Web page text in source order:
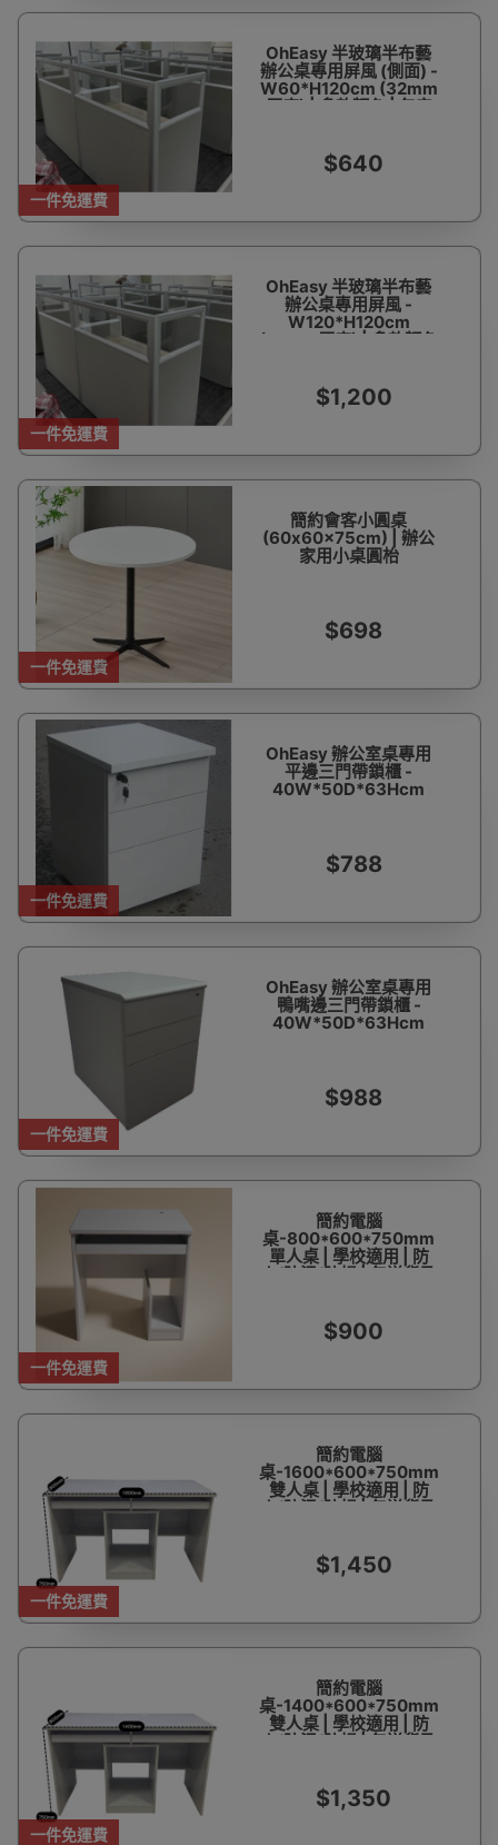
一件免運費
OhEasy 半玻璃半布藝
辦公桌專用屏風 (側面) -
W60*H120cm (32mm
厚度) | 多款顏色 | 包安
$640
一件免運費
OhEasy 半玻璃半布藝
辦公桌專用屏風 -
W120*H120cm
(32mm厚度) | 多款顏色
$1,200
一件免運費
簡約會客小圓桌
(60x60x75cm) | 辦公
家用小桌圓枱
$698
一件免運費
OhEasy 辦公室桌專用
平邊三門帶鎖櫃 -
40W*50D*63Hcm
$788
一件免運費
OhEasy 辦公室桌專用
鴨嘴邊三門帶鎖櫃 -
40W*50D*63Hcm
$988
一件免運費
簡約電腦
桌-800*600*750mm
單人桌 | 學校適用 | 防
火/防污/防損 | 包送貨及
$900
一件免運費
簡約電腦
桌-1600*600*750mm
雙人桌 | 學校適用 | 防
火/防污/防損 | 包送貨及
$1,450
一件免運費
簡約電腦
桌-1400*600*750mm
雙人桌 | 學校適用 | 防
火/防污/防損 | 包送貨及
$1,350